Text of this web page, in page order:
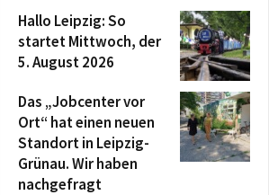
Hallo Leipzig: So
startet Mittwoch, der
5. August 2026
Das „Jobcenter vor
Ort“ hat einen neuen
Standort in Leipzig-
Grünau. Wir haben
nachgefragt